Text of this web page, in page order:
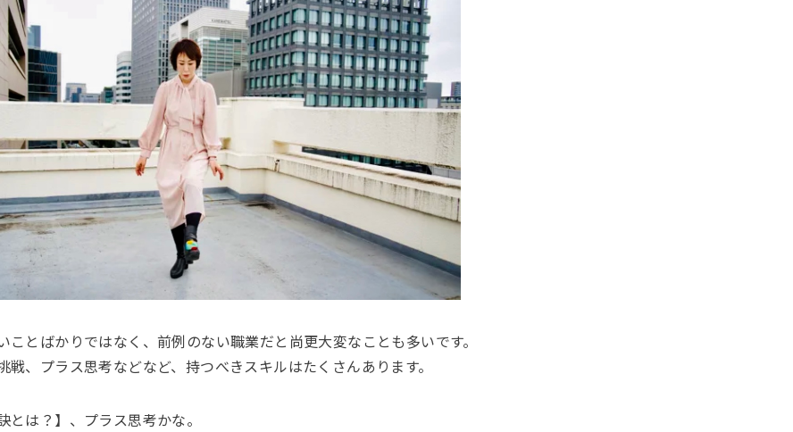
とばかりではなく、前例のない職業だと尚更大変なことも多いです。
、プラス思考などなど、持つべきスキルはたくさんあります。
は？】、プラス思考かな。